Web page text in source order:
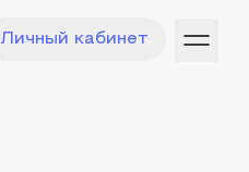
Личный кабинет